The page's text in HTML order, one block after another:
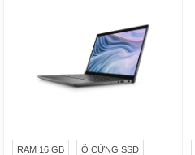
RAM 16 GB Ổ CỨNG SSD